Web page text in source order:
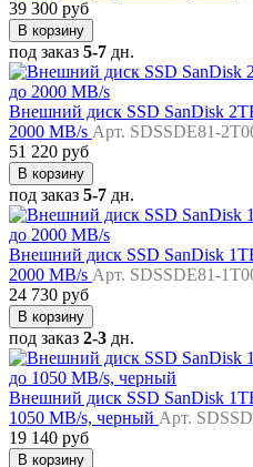
39 300 руб
В корзину
под заказ 5-7 дн.
Внешний диск SSD SanDisk
2000 MB/s Арт. SDSSDE81-
51 220 руб
В корзину
под заказ 5-7 дн.
Внешний диск SSD SanDisk
2000 MB/s Арт. SDSSDE81-
24 730 руб
В корзину
под заказ 2-3 дн.
Внешний диск SSD SanDisk
1050 MB/s, черный Арт.
19 140 руб
В корзину